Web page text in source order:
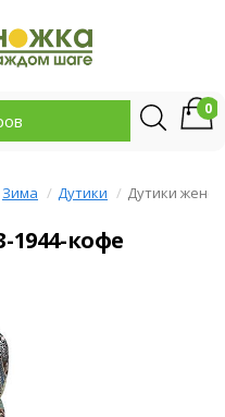
0
Зима Дутики Дутики
1944-кофе